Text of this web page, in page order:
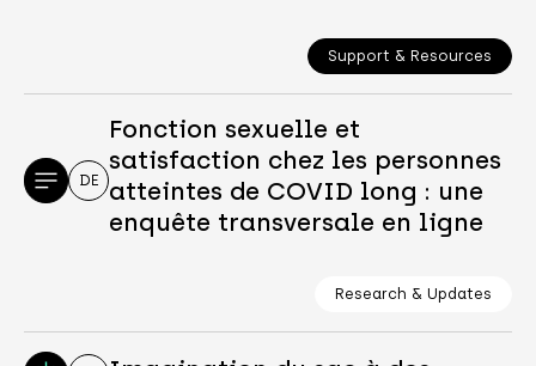
Support & Resources
DE
Fonction sexuelle et
satisfaction chez les personnes
atteintes de COVID long : une
enquête transversale en ligne
Research & Updates